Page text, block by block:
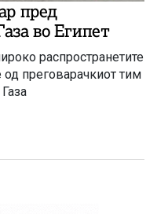
пред
во Египет
распространетите
преговарачкиот тим